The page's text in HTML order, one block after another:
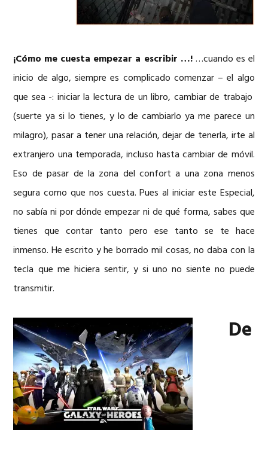
¡Cómo me cuesta empezar a escribir …!…cuando es el
inicio de algo, siempre es complicado comenzar – el algo
que sea -: iniciar la lectura de un libro, cambiar de trabajo
(suerte ya si lo tienes, y lo de cambiarlo ya me parece un
milagro), pasar a tener una relación, dejar de tenerla, irte al
extranjero una temporada, incluso hasta cambiar de móvil.
Eso de pasar de la zona del confort a una zona menos
segura como que nos cuesta. Pues al iniciar este Especial,
no sabía ni por dónde empezar ni de qué forma, sabes que
tienes que contar tanto pero ese tanto se te hace
inmenso. He escrito y he borrado mil cosas, no daba con la
tecla que me hiciera sentir, y si uno no siente no puede
transmitir.
De